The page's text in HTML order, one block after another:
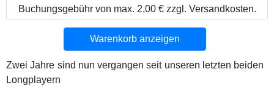
Buchungsgebühr von max. 2,00 € zzgl. Versandkosten.
Warenkorb anzeigen
Zwei Jahre sind nun vergangen seit unseren letzten beiden
Longplayern